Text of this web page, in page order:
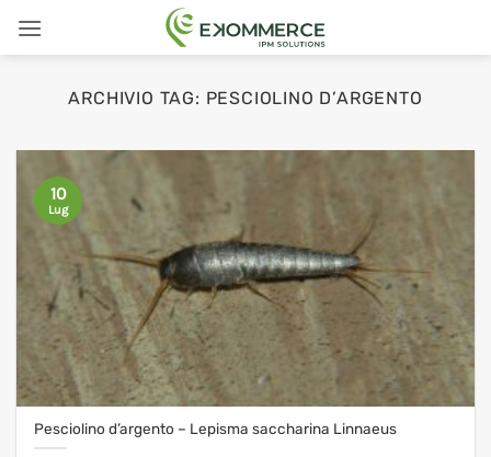
ARCHIVIO TAG: PESCIOLINO D’ARGENTO
Pesciolino d’argento – Lepisma saccharina Linnaeus
10
Lug